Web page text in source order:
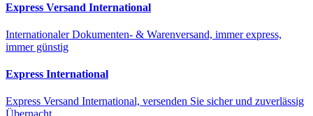
Express Versand International
Internationaler Dokumenten- & Warenversand, immer express,
immer günstig
Express International
Express Versand International, versenden Sie sicher und zuverlässig